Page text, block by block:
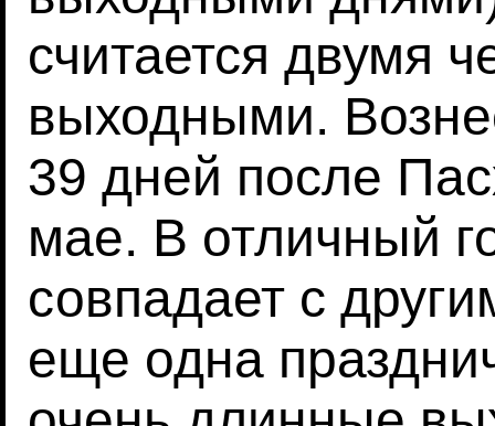
считается двумя
выходными.
39 дней после
мае. В отличный
совпадает с
еще одна